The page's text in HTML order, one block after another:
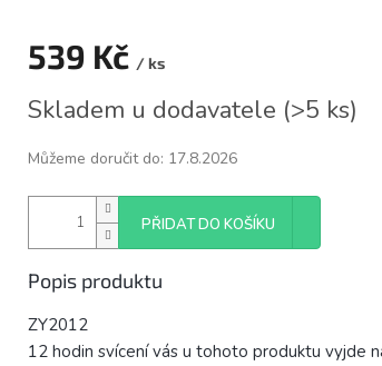
539 Kč / ks
cena:
Skladem u dodavatele (>5 ks)
Můžeme doručit do: 17.8.2026
PŘIDAT DO KOŠÍKU
Popis produktu
ZY2012
12 hodin svícení vás u tohoto produktu vyjde